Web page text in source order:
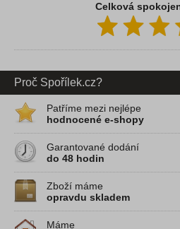
Celková
Proč Spořílek.cz?
Patříme mezi nejlépe
hodnocené e-shopy
Garantované dodání
do 48 hodin
Zboží máme
opravdu skladem
Máme